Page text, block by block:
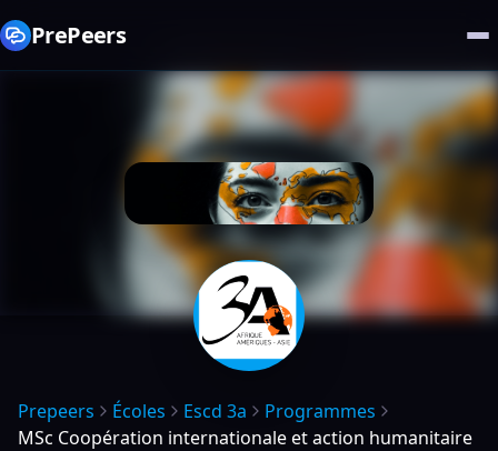
PrePeers
Prepeers Écoles Escd 3a
Programmes
MSc Coopération internationale et action humanitaire